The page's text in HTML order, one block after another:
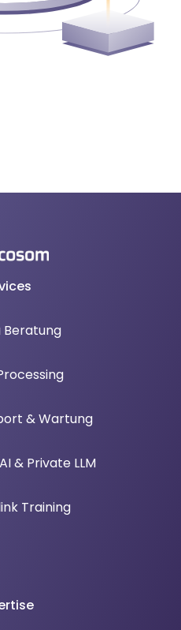
Beratung
& Wartung
& Private LLM
Training